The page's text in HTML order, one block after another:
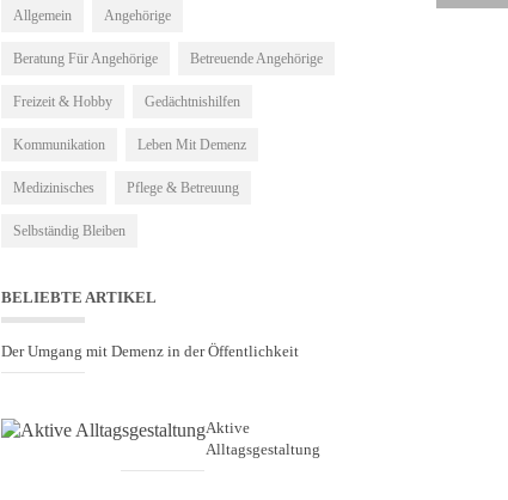
Allgemein Angehörige
Beratung Für Angehörige Betreuende Angehörige
Freizeit & Hobby Gedächtnishilfen
Kommunikation Leben Mit Demenz
Medizinisches Pflege & Betreuung
Selbständig Bleiben
BELIEBTE ARTIKEL
Der Umgang mit Demenz in der Öffentlichkeit
Aktive
Alltagsgestaltung